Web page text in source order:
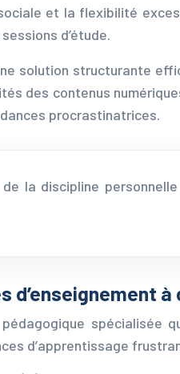
et la flexibilité
d’étude.
solution structurante
des contenus
procrastinatrices.
la discipline
d’enseignement
spécialisée
d’apprentissage